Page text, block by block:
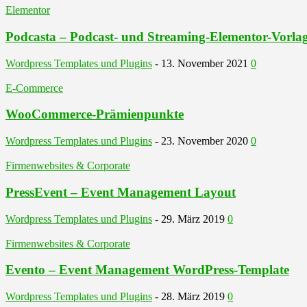
Elementor
Podcasta – Podcast- und Streaming-Elementor-
Wordpress Templates und Plugins - 13. November 2021 0
E-Commerce
WooCommerce-Prämienpunkte
Wordpress Templates und Plugins - 23. November 2020 0
Firmenwebsites & Corporate
PressEvent – Event Management Layout
Wordpress Templates und Plugins - 29. März 2019 0
Firmenwebsites & Corporate
Evento – Event Management WordPress-Template
Wordpress Templates und Plugins - 28. März 2019 0